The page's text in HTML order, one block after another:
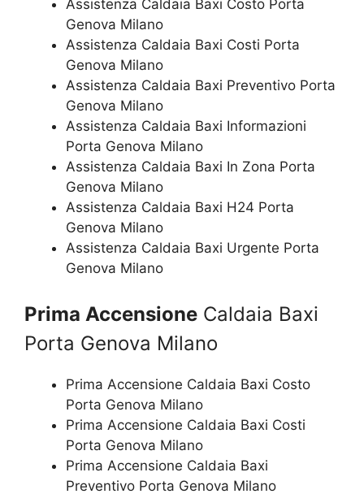
Assistenza Caldaia Baxi Costo Porta
Genova Milano
Assistenza Caldaia Baxi Costi Porta
Genova Milano
Assistenza Caldaia Baxi Preventivo Porta
Genova Milano
Assistenza Caldaia Baxi Informazioni
Porta Genova Milano
Assistenza Caldaia Baxi In Zona Porta
Genova Milano
Assistenza Caldaia Baxi H24 Porta
Genova Milano
Assistenza Caldaia Baxi Urgente Porta
Genova Milano
Prima Accensione Caldaia Baxi
Porta Genova Milano
Prima Accensione Caldaia Baxi Costo
Porta Genova Milano
Prima Accensione Caldaia Baxi Costi
Porta Genova Milano
Prima Accensione Caldaia Baxi
Preventivo Porta Genova Milano